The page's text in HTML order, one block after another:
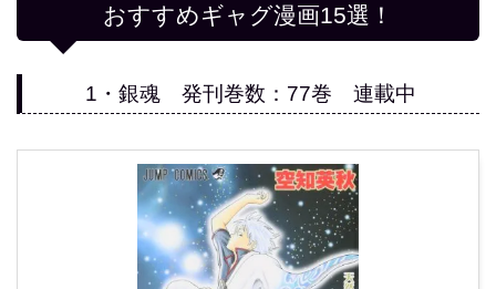
おすすめギャグ漫画15選！
1・銀魂 発刊巻数：77巻 連載中